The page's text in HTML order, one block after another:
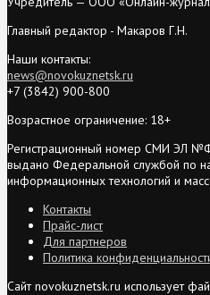
Главный редактор - Макаров Г.Н.
Наши контакты:
news@novokuznetsk.ru
+7 (3842) 900-800
Возрастное ограничение: 18+
Регистрационный номер СМИ ЭЛ
выдано Федеральной службой по
информационных технологий и
Контакты
Прайс-лист
Для партнеров
Политика
Сайт novokuznetsk.ru использует